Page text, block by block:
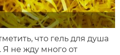
что гель для душа
Я не жду много от